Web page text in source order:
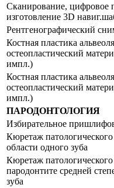
Сканирование, цифровое
изготовление 3D
Рентгенографический
Костная пластика
остеопластический
импл.)
Костная пластика
остеопластический
импл.)
ПАРОДОНТОЛОГИЯ
Избирательное
Кюретаж
области одного зуба
Кюретаж
пародонтите средней
зуба